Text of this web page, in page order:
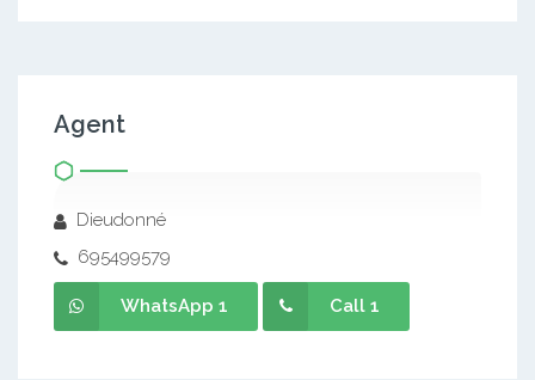
Agent
Dieudonné
695499579
WhatsApp 1 Call 1